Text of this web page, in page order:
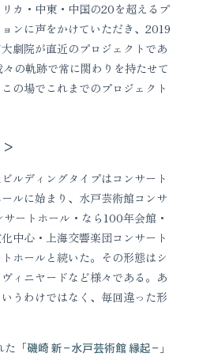
カ・中東・中国の20を超えるプ
ンに声をかけていただき、2019
劇院が直近のプロジェクトであ
の軌跡で常に関わりを持たせて
の場でこれまでのプロジェクト
>
ルディングタイプはコンサート
ルに始まり、水戸芸術館コンサ
ートホール・なら100年会館・
中心・上海交響楽団コンサート
ホールと続いた。その形態はシ
ィニヤードなど様々である。あ
うわけではなく、毎回違った形
た「磯崎 新−水戸芸術館 縁起− 」